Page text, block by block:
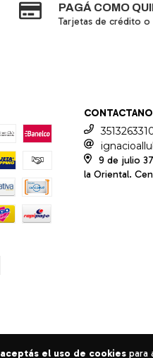
aceptás el uso de cookiespara
PAGÁ COMO
Tarjetas de crédito
9 de julio
la Oriental.